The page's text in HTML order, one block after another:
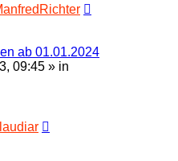
ab 01.01.2024
09:45 » in